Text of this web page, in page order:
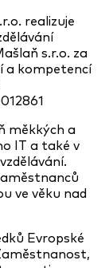
realizuje
s.r.o. za
a kompetencí
měkkých a
IT a také v
ve věku nad
Evropské